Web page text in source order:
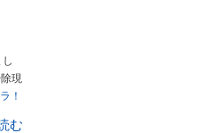
現
！
む